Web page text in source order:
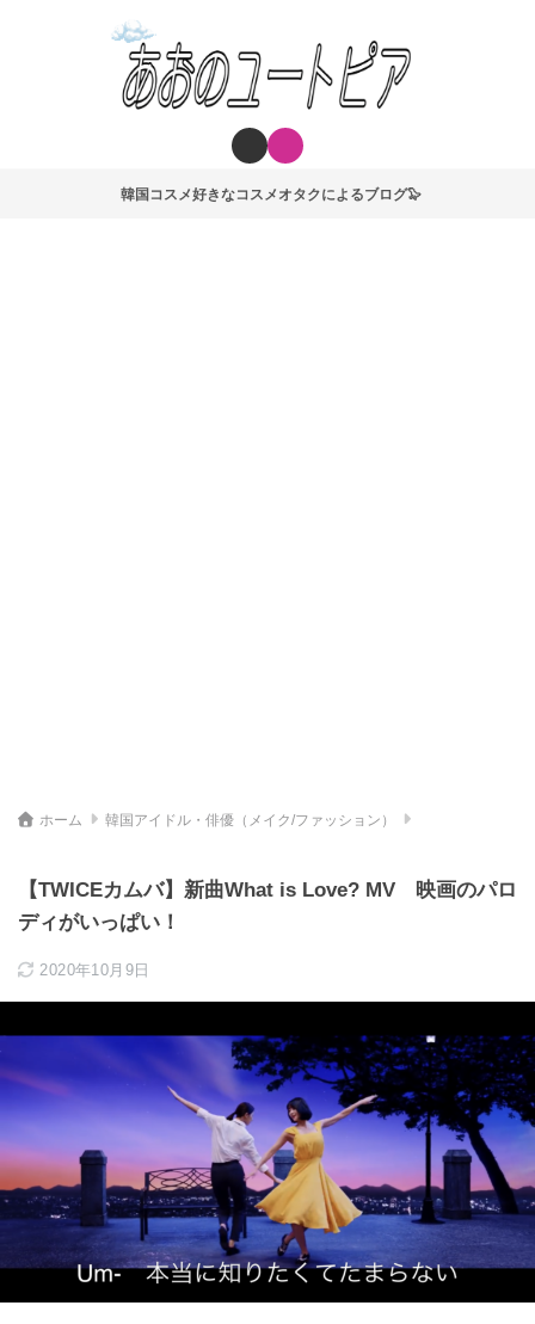
韓国コスメ好きなコスメオタクによるブログ🦭
ホーム 韓国アイドル・俳優（メイク/ファッション）
【TWICEカムバ】新曲What is Love? MV 映画のパロ
ディがいっぱい！
2020年10月9日